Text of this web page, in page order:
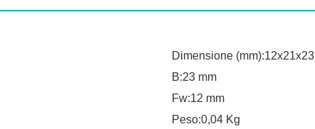
Dimensione (mm):12x21x23
B:23 mm
Fw:12 mm
Peso:0,04 Kg